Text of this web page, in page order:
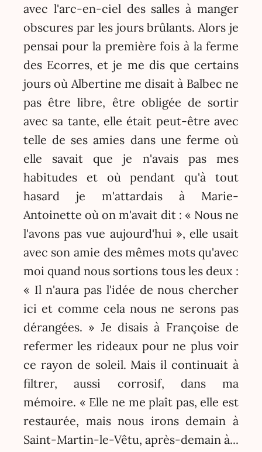
avec l'arc-en-ciel des salles à manger
obscures par les jours brûlants. Alors je
pensai pour la première fois à la ferme
des Ecorres, et je me dis que certains
jours où Albertine me disait à Balbec ne
pas être libre, être obligée de sortir
avec sa tante, elle était peut-être avec
telle de ses amies dans une ferme où
elle savait que je n'avais pas mes
habitudes et où pendant qu'à tout
hasard je m'attardais à Marie-
Antoinette où on m'avait dit : « Nous ne
l'avons pas vue aujourd'hui », elle usait
avec son amie des mêmes mots qu'avec
moi quand nous sortions tous les deux :
« Il n'aura pas l'idée de nous chercher
ici et comme cela nous ne serons pas
dérangées. » Je disais à Françoise de
refermer les rideaux pour ne plus voir
ce rayon de soleil. Mais il continuait à
filtrer, aussi corrosif, dans ma
mémoire. « Elle ne me plaît pas, elle est
restaurée, mais nous irons demain à
Saint-Martin-le-Vêtu, après-demain à...